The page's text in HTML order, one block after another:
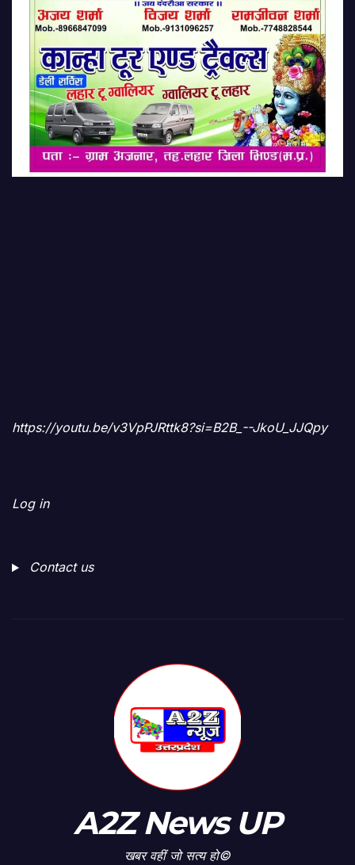
https://youtu.be/v3VpPJRttk8?si=B2B_--JkoU_JJQpy
Log in
Contact us
A2Z News UP
खबर वहीं जो सत्य हो©